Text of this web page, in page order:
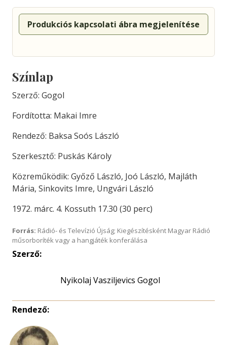
Produkciós kapcsolati ábra megjelenítése
Színlap
Szerző: Gogol
Fordította: Makai Imre
Rendező: Baksa Soós László
Szerkesztő: Puskás Károly
Közreműködik: Győző László, Joó László, Majláth
Mária, Sinkovits Imre, Ungvári László
1972. márc. 4. Kossuth 17.30 (30 perc)
Forrás: Rádió- és Televízió Újság; Kiegészítésként Magyar Rádió
műsorboríték vagy a hangjáték konferálása
Szerző:
Nyikolaj Vasziljevics Gogol
Rendező: